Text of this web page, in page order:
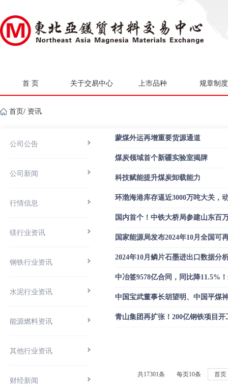
首 页 关于交易中心 上市品种 规章制度
首页/ 资讯
公司公告
公司新闻
行情信息
镁行业资讯
钢铁行业资讯
水泥行业资讯
能源燃料资讯
其他行业资讯
财经新闻
蒙煤外运再增重要货源通道
煤炭领域首个新疆实验室揭牌
科技赋能提升煤炭卸载能力
环渤海港库存逼近3000万吨大关，
国内首个！中铁大桥局参建山东百
国家能源局发布2024年10月全国可
2024年10月鳞片石墨进出口数据分
中冶签9578亿合同，同比降11.5%
中国宝武董事长胡望明、中国平煤
青山集团再扩张！200亿钢铁项目开
共17301条 每页10条 首页